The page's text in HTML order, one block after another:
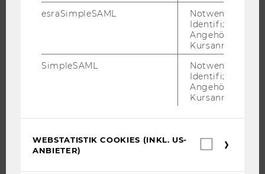
WERKSTATT 2026
PROGRAMMBLATT 2026
esraSimpleSAML
Notwendig zur
Identifizierung
Angehörige/r für
Kursanmeldung.
SimpleSAML
Notwendig zur
Identifizierung
Angehörige/r für
Kursanmeldung.
WEBSTATISTIK COOKIES (INKL. US-
ANBIETER)